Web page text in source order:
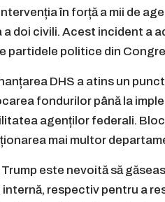
în forță a mii de
doi civili. Acest incident a
partidele politice din
DHS a atins un
fondurilor până la
agenților federali.
mai multor
este nevoită să
respectiv pentru a